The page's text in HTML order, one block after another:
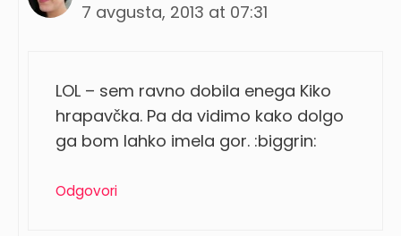
7 avgusta, 2013 at 07:31
LOL – sem ravno dobila enega Kiko
hrapavčka. Pa da vidimo kako dolgo
ga bom lahko imela gor. :biggrin:
Odgovori